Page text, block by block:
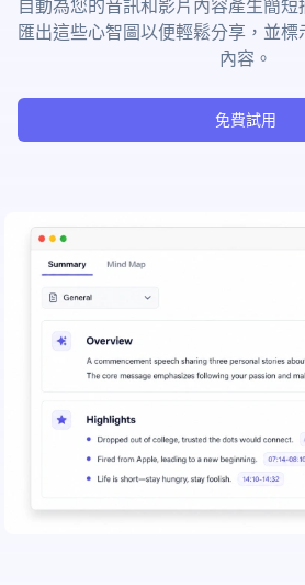
自動為您的音訊和影片內容產生簡短
匯出這些心智圖以便輕鬆分享，並
內容。
免費試用